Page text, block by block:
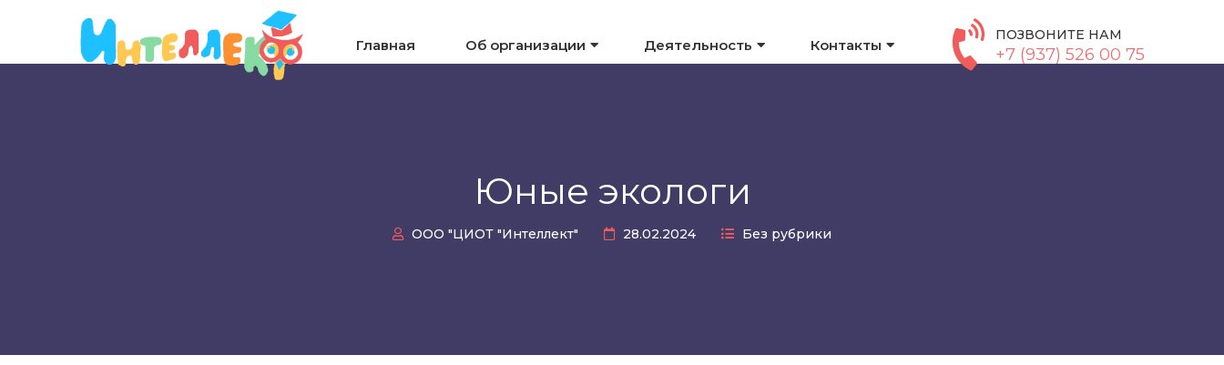
Главная Об организации Деятельность Контакты
ПОЗВОНИТЕ НАМ
+7 (937) 526 00 75
Юные экологи
ООО "ЦИОТ "Интеллект" 28.02.2024 Без рубрики